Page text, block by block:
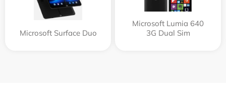
Microsoft Surface Duo
Microsoft Lumia 640
3G Dual Sim